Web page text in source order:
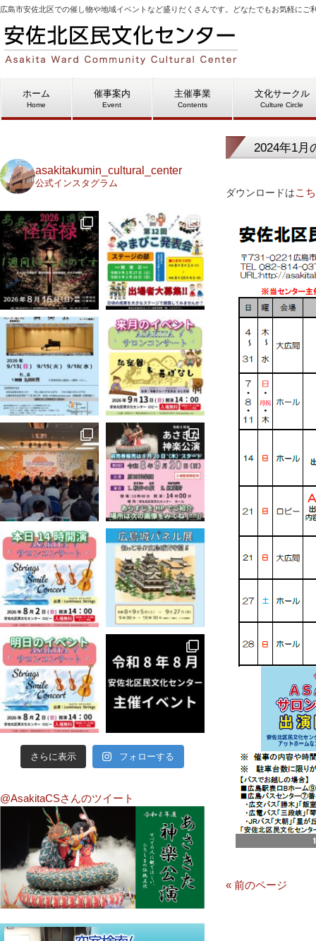
広島市安佐北区での催し物や地域イベントなど盛りだくさんです。どなたでもお気軽にご
ホーム
Home
催事案内
Event
主催事業
Contents
文化サークル
Culture Circle
2024年1月
ダウンロードはこ
« 前のページ
asakitakumin_cultural_center
公式インスタグラム
さらに表示 フォローする
@AsakitaCSさんのツイート